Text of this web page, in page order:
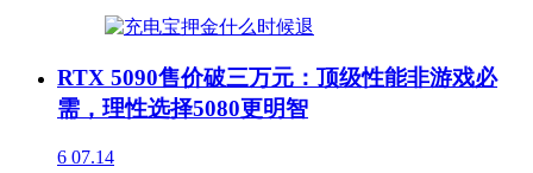
RTX 5090售价破三万元：顶级性能非游戏必
需，理性选择5080更明智
6 07.14